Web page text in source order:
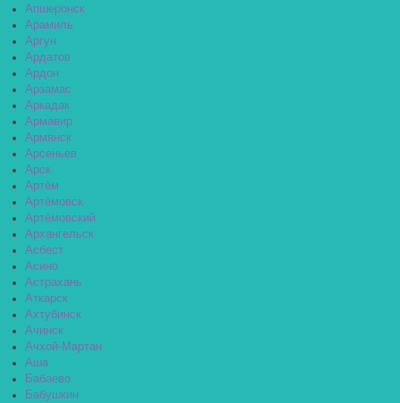
Апшеронск
Арамиль
Аргун
Ардатов
Ардон
Арзамас
Аркадак
Армавир
Армянск
Арсеньев
Арск
Артём
Артёмовск
Артёмовский
Архангельск
Асбест
Асино
Астрахань
Аткарск
Ахтубинск
Ачинск
Ачхой-Мартан
Аша
Бабаево
Бабушкин